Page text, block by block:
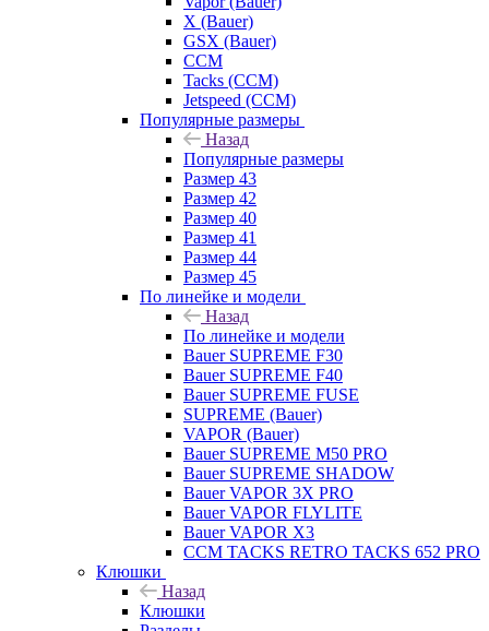
X (Bauer)
GSX (Bauer)
CCM
Tacks (CCM)
Jetspeed (CCM)
Популярные размеры
Назад
Популярные размеры
Размер 43
Размер 42
Размер 40
Размер 41
Размер 44
Размер 45
По линейке и модели
Назад
По линейке и модели
Bauer SUPREME F30
Bauer SUPREME F40
Bauer SUPREME FUSE
SUPREME (Bauer)
VAPOR (Bauer)
Bauer SUPREME M50 PRO
Bauer SUPREME SHADOW
Bauer VAPOR 3X PRO
Bauer VAPOR FLYLITE
Bauer VAPOR X3
CCM TACKS RETRO TACKS 652 PRO
Клюшки
Назад
Клюшки